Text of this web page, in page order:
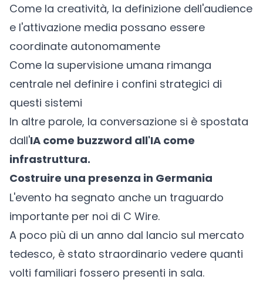
Come la creatività, la definizione dell'audience
e l'attivazione media possano essere
coordinate autonomamente
Come la supervisione umana rimanga
centrale nel definire i confini strategici di
questi sistemi
In altre parole, la conversazione si è spostata
dall'IA come buzzword all'IA come
infrastruttura.
Costruire una presenza in Germania
L'evento ha segnato anche un traguardo
importante per noi di C Wire.
A poco più di un anno dal lancio sul mercato
tedesco, è stato straordinario vedere quanti
volti familiari fossero presenti in sala.